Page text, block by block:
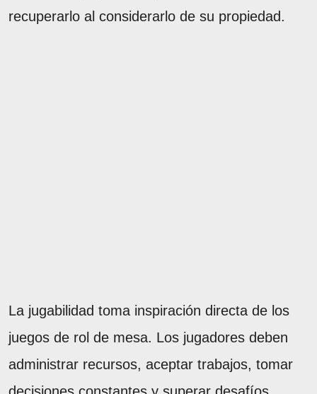
recuperarlo al considerarlo de su propiedad.
La jugabilidad toma inspiración directa de los
juegos de rol de mesa. Los jugadores deben
administrar recursos, aceptar trabajos, tomar